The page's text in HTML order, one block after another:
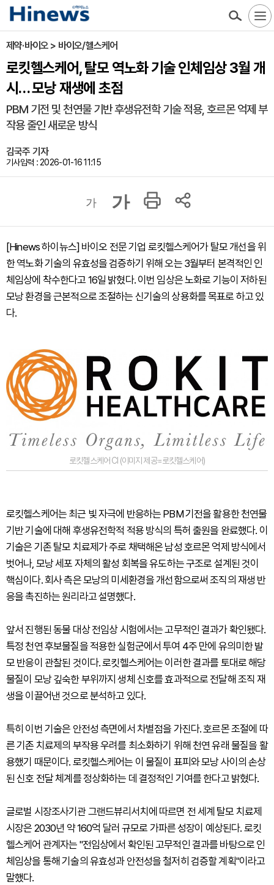
제약·바이오 > 바이오/헬스케어
로킷헬스케어, 탈모 역노화 기술 인체임상 3월 개
시… 모낭 재생에 초점
PBM 기전 및 천연물 기반 후생유전학 기술 적용, 호르몬 억제 부
작용 줄인 새로운 방식
김국주 기자
기사입력 : 2026-01-16 11:15
가 가
[Hinews 하이뉴스] 바이오 전문 기업 로킷헬스케어가 탈모 개선을 위
한 역노화 기술의 유효성을 검증하기 위해 오는 3월부터 본격적인 인
체임상에 착수한다고 16일 밝혔다. 이번 임상은 노화로 기능이 저하된
모낭 환경을 근본적으로 조절하는 신기술의 상용화를 목표로 하고 있
다.
로킷헬스케어 CI (이미지 제공=로킷헬스케어)
로킷헬스케어는 최근 빛 자극에 반응하는 PBM 기전을 활용한 천연물
기반 기술에 대해 후생유전학적 적용 방식의 특허 출원을 완료했다. 이
기술은 기존 탈모 치료제가 주로 채택해온 남성 호르몬 억제 방식에서
벗어나, 모낭 세포 자체의 활성 회복을 유도하는 구조로 설계된 것이
핵심이다. 회사 측은 모낭의 미세환경을 개선함으로써 조직의 재생 반
응을 촉진하는 원리라고 설명했다.
앞서 진행된 동물 대상 전임상 시험에서는 고무적인 결과가 확인됐다.
특정 천연 후보물질을 적용한 실험군에서 투여 4주 만에 유의미한 발
모 반응이 관찰된 것이다. 로킷헬스케어는 이러한 결과를 토대로 해당
물질이 모낭 깊숙한 부위까지 생체 신호를 효과적으로 전달해 조직 재
생을 이끌어낸 것으로 분석하고 있다.
특히 이번 기술은 안전성 측면에서 차별점을 가진다. 호르몬 조절에 따
른 기존 치료제의 부작용 우려를 최소화하기 위해 천연 유래 물질을 활
용했기 때문이다. 로킷헬스케어는 이 물질이 표피와 모낭 사이의 손상
된 신호 전달 체계를 정상화하는 데 결정적인 기여를 한다고 밝혔다.
글로벌 시장조사기관 그랜드뷰리서치에 따르면 전 세계 탈모 치료제
시장은 2030년 약 160억 달러 규모로 가파른 성장이 예상된다. 로킷
헬스케어 관계자는 "전임상에서 확인된 고무적인 결과를 바탕으로 인
체임상을 통해 기술의 유효성과 안전성을 철저히 검증할 계획"이라고
말했다.